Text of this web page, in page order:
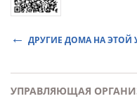
ДРУГИЕ ДОМА НА ЭТОЙ
УПРАВЛЯЮЩАЯ